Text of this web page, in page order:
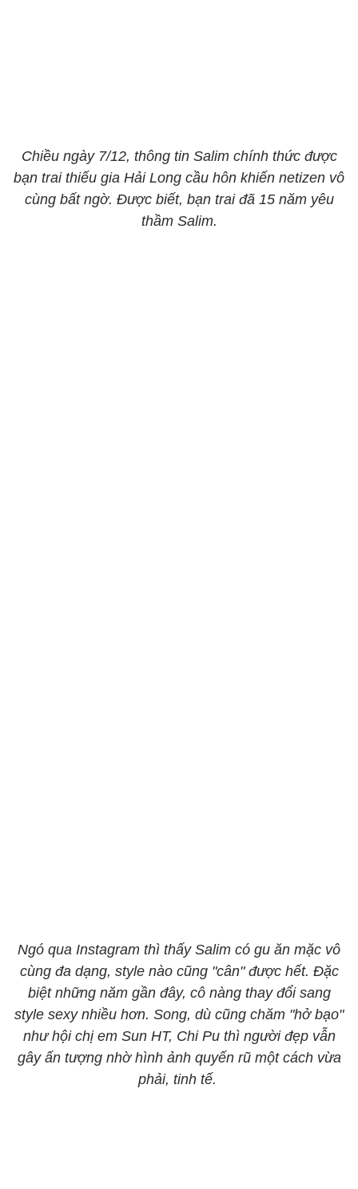
Chiều ngày 7/12, thông tin Salim chính thức được
bạn trai thiếu gia Hải Long cầu hôn khiến netizen vô
cùng bất ngờ. Được biết, bạn trai đã 15 năm yêu
thầm Salim.
Ngó qua Instagram thì thấy Salim có gu ăn mặc vô
cùng đa dạng, style nào cũng "cân" được hết. Đặc
biệt những năm gần đây, cô nàng thay đổi sang
style sexy nhiều hơn. Song, dù cũng chăm "hở bạo"
như hội chị em Sun HT, Chi Pu thì người đẹp vẫn
gây ấn tượng nhờ hình ảnh quyến rũ một cách vừa
phải, tinh tế.